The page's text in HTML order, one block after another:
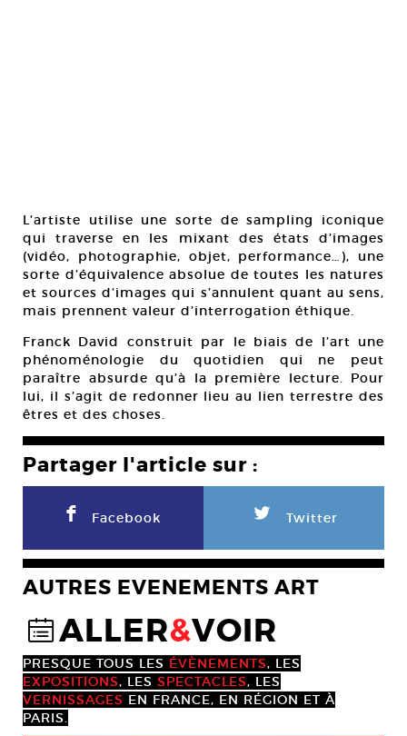
L’artiste utilise une sorte de sampling iconique
qui traverse en les mixant des états d’images
(vidéo, photographie, objet, performance…), une
sorte d’équivalence absolue de toutes les natures
et sources d’images qui s’annulent quant au sens,
mais prennent valeur d’interrogation éthique.
Franck David construit par le biais de l’art une
phénoménologie du quotidien qui ne peut
paraître absurde qu’à la première lecture. Pour
lui, il s’agit de redonner lieu au lien terrestre des
êtres et des choses.
Partager l'article sur :
F Facebook L Twitter
AUTRES EVENEMENTS ART
@ALLER&VOIR
PRESQUE TOUS LES ÉVÈNEMENTS, LES
EXPOSITIONS, LES SPECTACLES, LES
VERNISSAGES EN FRANCE, EN RÉGION ET À
PARIS.